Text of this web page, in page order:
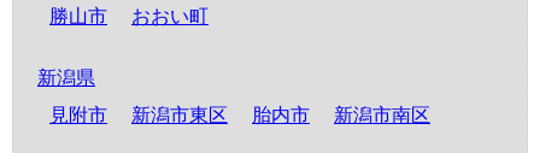
勝山市 おおい町
新潟県
見附市
新潟市東区 胎内市 新潟市南区